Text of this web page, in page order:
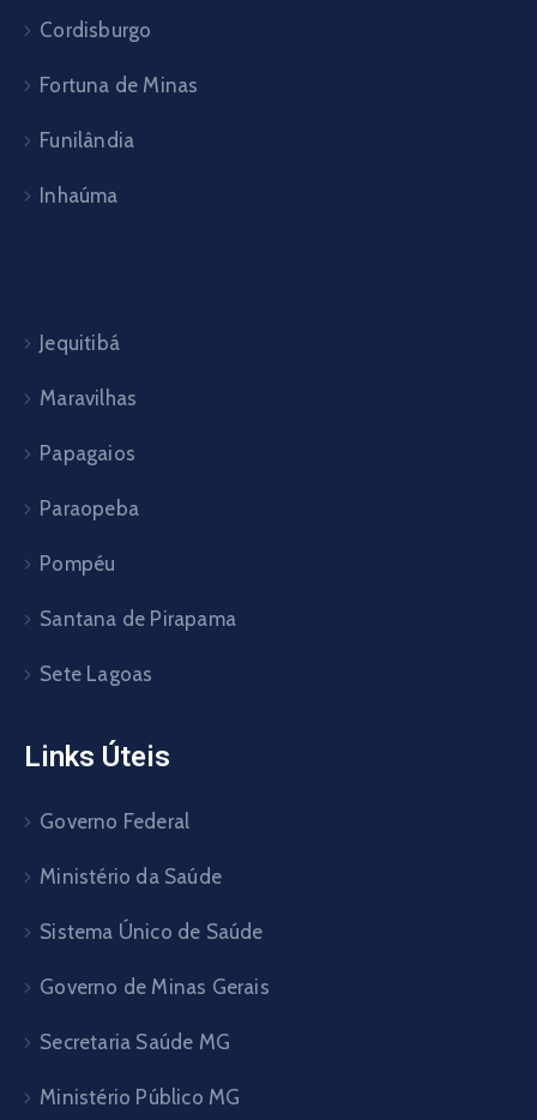
Cordisburgo
Fortuna de Minas
Funilândia
Inhaúma
Jequitibá
Maravilhas
Papagaios
Paraopeba
Pompéu
Santana de Pirapama
Sete Lagoas
Links Úteis
Governo Federal
Ministério da Saúde
Sistema Único de Saúde
Governo de Minas Gerais
Secretaria Saúde MG
Ministério Público MG